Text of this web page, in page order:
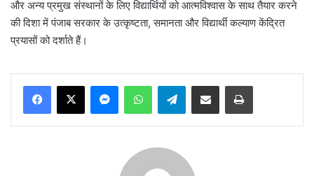
और अन्य प्रमुख संस्थानों के लिए विद्यार्थियों को आत्मविश्वास के साथ तैयार करने
की दिशा में पंजाब सरकार के उत्कृष्टता, समानता और विद्यार्थी कल्याण केंद्रित
प्रयासों को दर्शाते हैं।
MessengerWhatsAppTelegramShare via Email Print